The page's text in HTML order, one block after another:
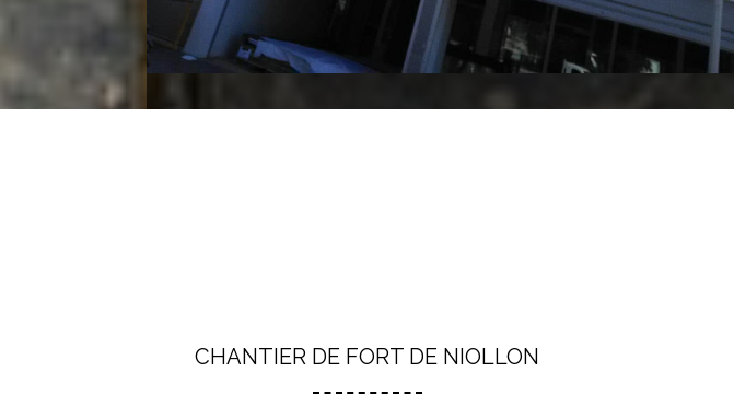
CHANTIER DE FORT DE NIOLLON